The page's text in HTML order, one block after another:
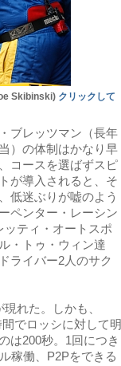
Skibinski) クリックして
ブレッツマン（長年
）の体制はかなり早
コースを選ばずスピ
が導入されると、そ
低迷ぶりが嘘のよう
ペンター・レーシン
ッティ・オートスポ
・トゥ・ウィン達
ライバー2人のサク
れた。しかも、
でロッシに対して明
は200秒。1回につき
稼働、P2Pをできる